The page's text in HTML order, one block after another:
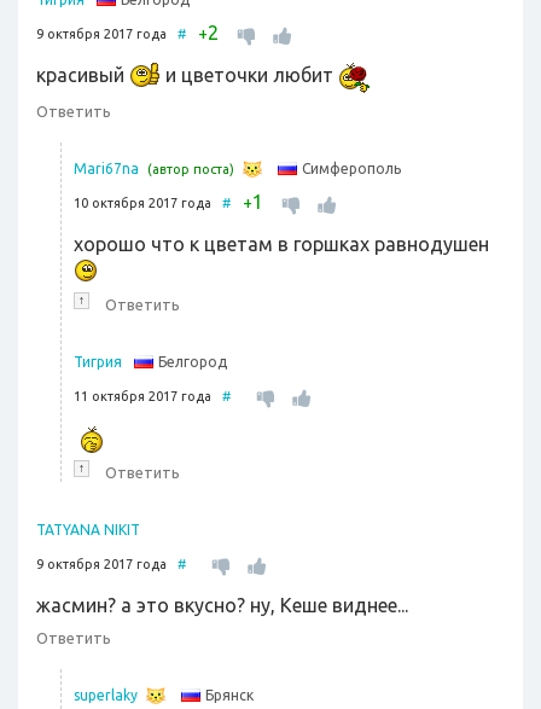
9 октября 2017 года # +2
красивый
и цветочки любит
Ответить
Mari67na (автор поста) Симферополь
10 октября 2017 года # +1
хорошо что к цветам в горшках равнодушен
↑ Ответить
Тигрия Белгород
11 октября 2017 года #
↑ Ответить
TATYANA NIKIT
9 октября 2017 года #
жасмин? а это вкусно? ну, Кеше виднее...
Ответить
superlaky Брянск